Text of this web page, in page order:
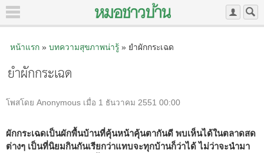
หน้าแรก» บทความสุขภาพน่ารู้» ยำผักกระเฉด
ยำผักกระเฉด
โพสโดย Anonymous เมื่อ 1 ธันวาคม 2551 00:00
ผักกระเฉดเป็นผักพื้นบ้านที่คุ้นหน้าคุ้นตากันดี พบเห็นได้ในตลาดสด
ต่างๆ เป็นที่นิยมกินกันเรียกว่าแทบจะทุกบ้านก็ว่าได้ ไม่ว่าจะนำมา